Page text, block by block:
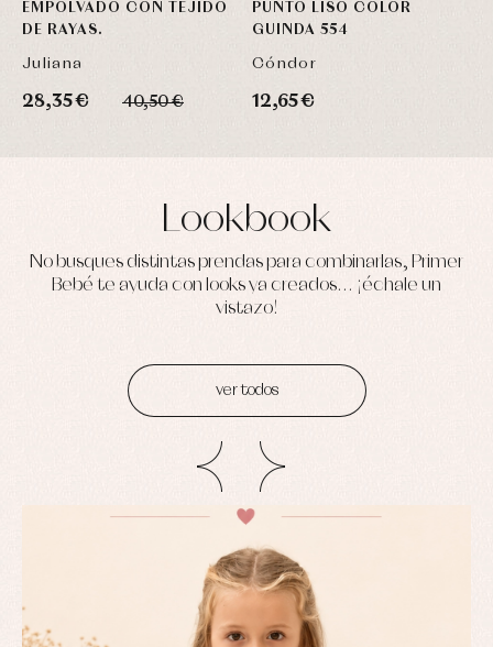
EMPOLVADO CON TEJIDO
DE RAYAS.
Juliana
28,35 € 40,50 €
PUNTO LISO COLOR
GUINDA 554
Cóndor
12,65 €
Lookbook
No busques distintas prendas para combinarlas, Primer
Bebé te ayuda con looks ya creados... ¡échale un
vistazo!
ver todos